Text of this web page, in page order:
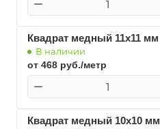
Квадрат медный 11х11 мм
В наличии
от 468 руб./метр
Квадрат медный 10х10 мм